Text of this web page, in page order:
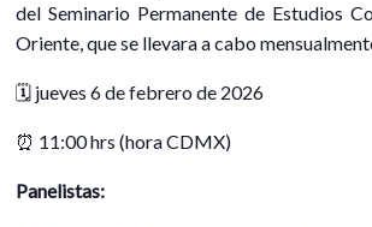
del Seminario Permanente de Estudios
Oriente, que se llevara a cabo
🗓️ jueves 6 de febrero de 2026
⏰ 11:00 hrs (hora CDMX)
Panelistas: